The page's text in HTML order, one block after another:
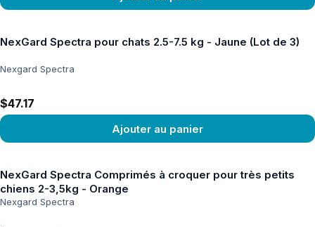
NexGard Spectra pour chats 2.5-7.5 kg - Jaune (Lot de 3)
Nexgard Spectra
$47.17
Ajouter au panier
NexGard Spectra Comprimés à croquer pour très petits
chiens 2-3,5kg - Orange
Nexgard Spectra